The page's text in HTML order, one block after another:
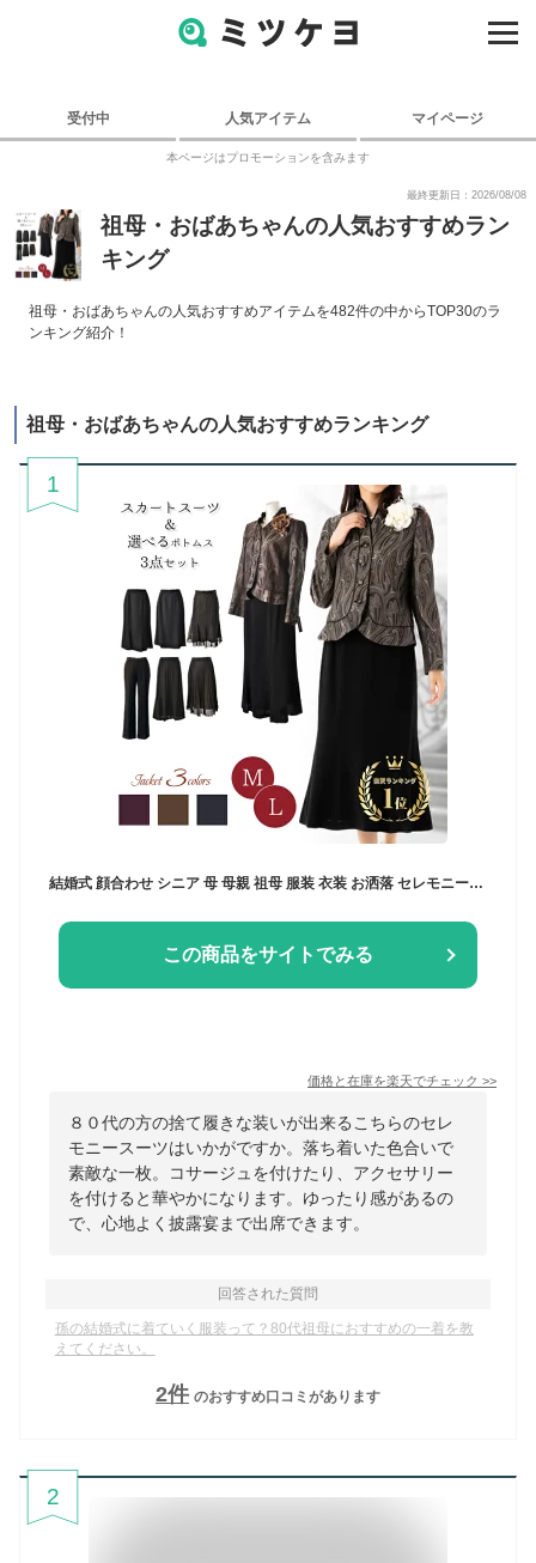
受付中 人気アイテム マイページ
本ページはプロモーションを含みます
最終更新日：2026/08/08
祖母・おばあちゃんの人気おすすめラン
キング
祖母・おばあちゃんの人気おすすめアイテムを482件の中からTOP30のラ
ンキング紹介！
祖母・おばあちゃんの人気おすすめランキング
1
この商品をサイトでみる
価格と在庫を楽天でチェック >>
８０代の方の捨て履きな装いが出来るこちらのセレ
モニースーツはいかがですか。落ち着いた色合いで
素敵な一枚。コサージュを付けたり、アクセサリー
を付けると華やかになります。ゆったり感があるの
で、心地よく披露宴まで出席できます。
回答された質問
孫の結婚式に着ていく服装って？80代祖母におすすめの一着を教
えてください。
2件 のおすすめ口コミがあります
2